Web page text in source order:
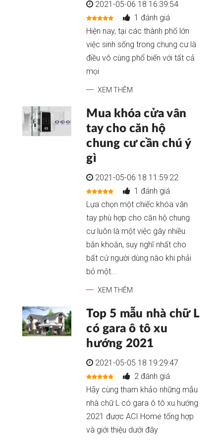
2021-05-06 18 16:39:54
1 đánh giá
Hiện nay, tại các thành phố lớn
việc sinh sống trong chung cư là
điều vô cùng phổ biến với tất cả
mọi
XEM THÊM
Mua khóa cửa vân
tay cho căn hộ
chung cư cần chú ý
gì
2021-05-06 18 11:59:22
1 đánh giá
Lựa chọn một chiếc khóa vân
tay phù hợp cho căn hộ chung
cư luôn là một việc gây nhiều
băn khoăn, suy nghĩ nhất cho
bất cứ người dùng nào khi phải
bỏ một...
XEM THÊM
Top 5 mẫu nhà chữ L
có gara ô tô xu
hướng 2021
2021-05-05 18 19:29:47
2 đánh giá
Hãy cùng tham khảo những mẫu
nhà chữ L có gara ô tô xu hướng
2021 được ACI Home tổng hợp
và giới thiệu dưới đây